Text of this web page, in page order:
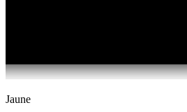
Jaune